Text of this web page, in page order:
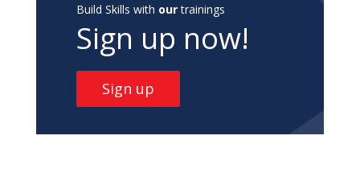
Build Skills with ourtrainings
Sign up now!
Sign up